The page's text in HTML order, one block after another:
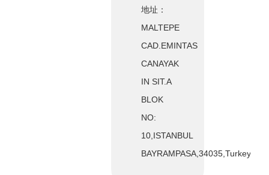
地址：
MALTEPE
CAD.EMINTAS
CANAYAK
IN SIT.A
BLOK
NO:
10,ISTANBUL
BAYRAMPASA,34035,Turkey